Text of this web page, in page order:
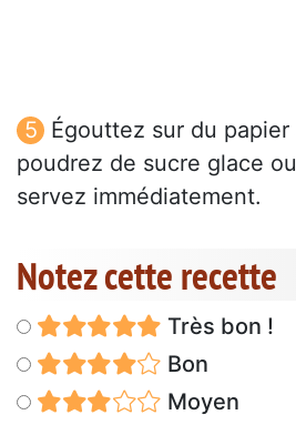
Égouttez sur du papier
poudrez de sucre glace
servez immédiatement.
Notez cette recette
Très bon !
Bon
Moyen